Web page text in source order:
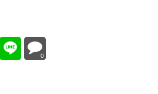
0